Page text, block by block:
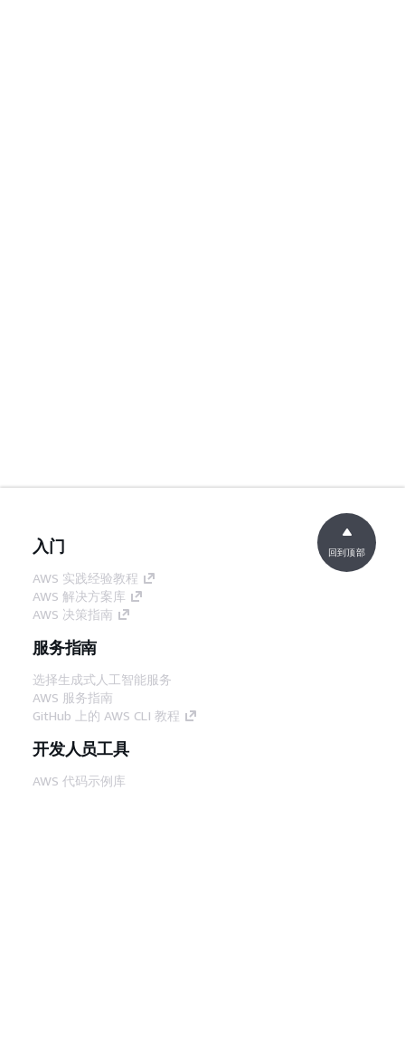
入门
AWS 实践经验教程
AWS 解决方案库
AWS 决策指南
服务指南
选择生成式人工智能服务
AWS 服务指南
GitHub 上的 AWS CLI 教程
开发人员工具
AWS 代码示例库
回到顶部